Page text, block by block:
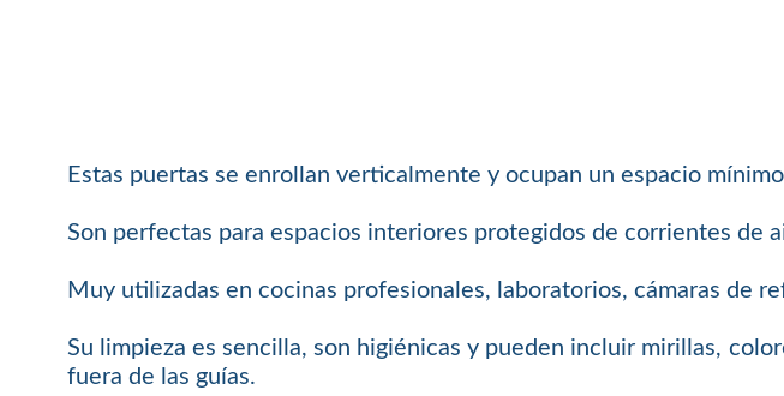
Estas puertas se enrollan verticalmente y ocupan un espacio
Son perfectas para espacios interiores protegidos de corrientes de
Muy utilizadas en cocinas profesionales, laboratorios, cámaras de
Su limpieza es sencilla, son higiénicas y pueden incluir mirillas,
fuera de las guías.